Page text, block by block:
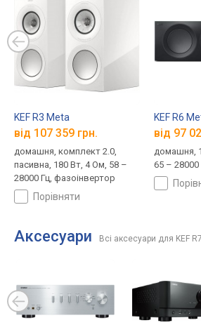
KEF R3 Meta
від 107 359 грн.
домашня, комплект 2.0,
пасивна, 180 Вт, 4 Ом, 58 –
28000 Гц, фазоінвертор
порівняти
KEF R6
від 97
домашня,
65 – 28000
Аксесуари Всі аксесуари для KEF